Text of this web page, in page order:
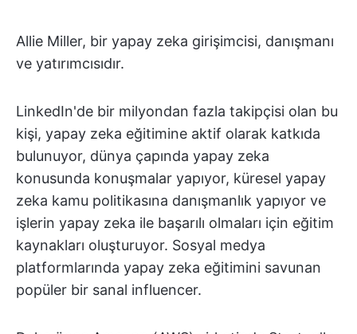
Allie Miller, bir yapay zeka girişimcisi, danışmanı
ve yatırımcısıdır.
LinkedIn'de bir milyondan fazla takipçisi olan bu
kişi, yapay zeka eğitimine aktif olarak katkıda
bulunuyor, dünya çapında yapay zeka
konusunda konuşmalar yapıyor, küresel yapay
zeka kamu politikasına danışmanlık yapıyor ve
işlerin yapay zeka ile başarılı olmaları için eğitim
kaynakları oluşturuyor. Sosyal medya
platformlarında yapay zeka eğitimini savunan
popüler bir sanal influencer.